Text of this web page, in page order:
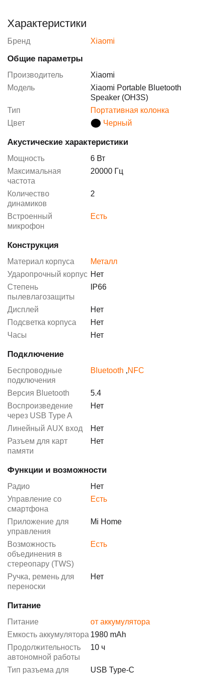
Характеристики
Бренд Xiaomi
Общие параметры
Производитель
Xiaomi
Модель
Xiaomi Portable Bluetooth
Speaker (OH3S)
Тип
Портативная колонка
Цвет
Черный
Акустические характеристики
Мощность
6 Вт
Максимальная
частота
20000 Гц
Количество
динамиков
2
Встроенный
микрофон
Есть
Конструкция
Материал корпуса
Металл
Ударопрочный корпус Нет
Степень
пылевлагозащиты
IP66
Дисплей
Нет
Подсветка корпуса
Нет
Часы
Нет
Подключение
Беспроводные
подключения
Bluetooth ,NFC
Версия Bluetooth
5.4
Воспроизведение
через USB Type A
Нет
Линейный AUX вход
Нет
Разъем для карт
памяти
Нет
Функции и возможности
Радио
Нет
Управление со
смартфона
Есть
Приложение для
управления
Mi Home
Возможность
объединения в
стереопару (TWS)
Есть
Ручка, ремень для
переноски
Нет
Питание
Питание
от аккумулятора
Емкость аккумулятора 1980 mAh
Продолжительность
автономной работы
10 ч
Тип разъема для
USB Type-C